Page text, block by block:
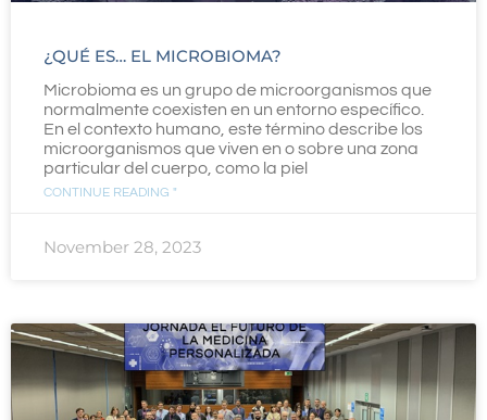
¿QUÉ ES… EL MICROBIOMA?
Microbioma es un grupo de microorganismos que
normalmente coexisten en un entorno específico.
En el contexto humano, este término describe los
microorganismos que viven en o sobre una zona
particular del cuerpo, como la piel
CONTINUE READING "
November 28, 2023